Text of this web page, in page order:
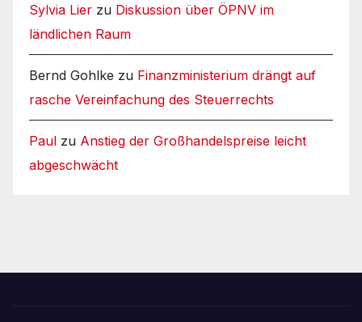
Sylvia Lier zu Diskussion über ÖPNV im
ländlichen Raum
Bernd Gohlke zu Finanzministerium drängt auf
rasche Vereinfachung des Steuerrechts
Paul zu Anstieg der Großhandelspreise leicht
abgeschwächt